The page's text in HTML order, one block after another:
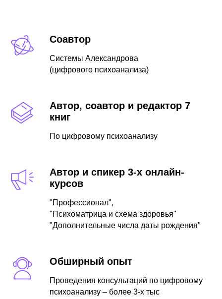
Соавтор
Системы Александрова
(цифрового психоанализа)
Автор, соавтор и редактор 7
книг
По цифровому психоанализу
Автор и спикер 3-х онлайн-
курсов
"Профессионал",
"Психоматрица и схема здоровья"
"Дополнительные числа даты рождения"
Обширный опыт
Проведения консультаций по цифровому
психоанализу – более 3-х тыс